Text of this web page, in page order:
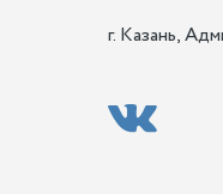
г. Казань,